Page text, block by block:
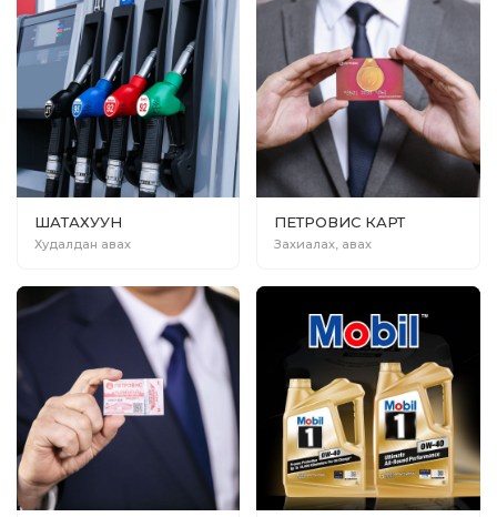
ШАТАХУУН
Худалдан авах
ПЕТРОВИС КАРТ
Захиалах, авах